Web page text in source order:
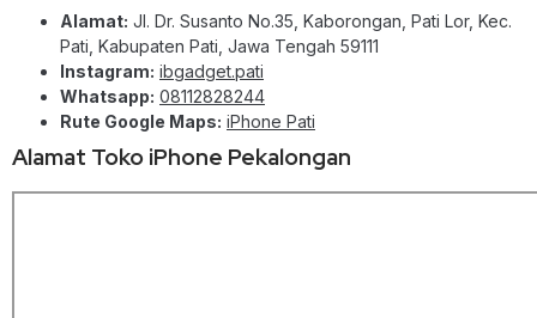
Alamat: Jl. Dr. Susanto No.35, Kaborongan, Pati Lor, Kec.
Pati, Kabupaten Pati, Jawa Tengah 59111
Instagram: ibgadget.pati
Whatsapp: 08112828244
Rute Google Maps: iPhone Pati
Alamat Toko iPhone Pekalongan